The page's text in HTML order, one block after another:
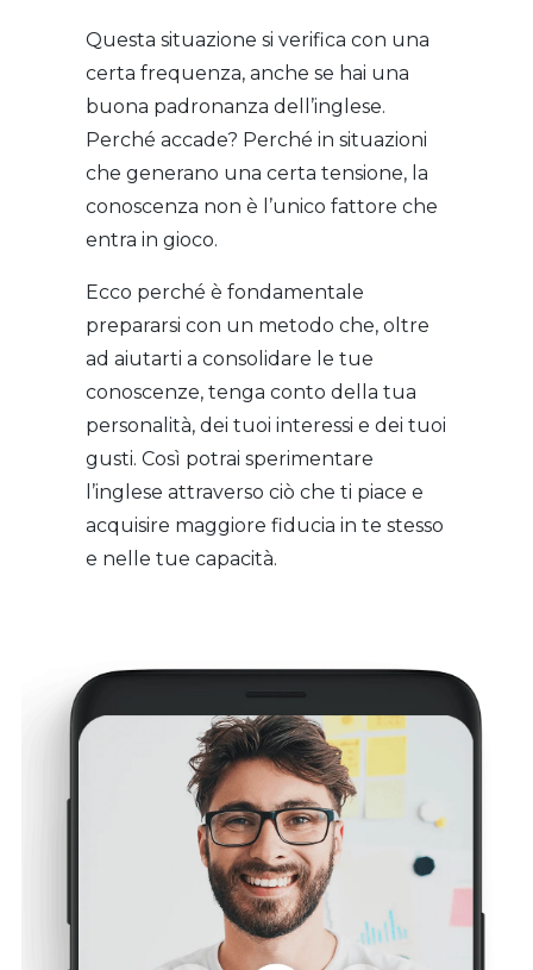
Questa situazione si verifica con una
certa frequenza, anche se hai una
buona padronanza dell’inglese.
Perché accade? Perché in situazioni
che generano una certa tensione, la
conoscenza non è l’unico fattore che
entra in gioco.
Ecco perché è fondamentale
prepararsi con un metodo che, oltre
ad aiutarti a consolidare le tue
conoscenze, tenga conto della tua
personalità, dei tuoi interessi e dei tuoi
gusti. Così potrai sperimentare
l’inglese attraverso ciò che ti piace e
acquisire maggiore fiducia in te stesso
e nelle tue capacità.